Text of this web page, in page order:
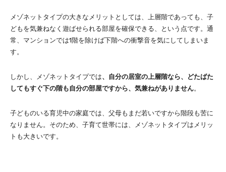
メゾネットタイプの大きなメリットとしては、上層階であっても、子
どもを気兼ねなく遊ばせられる部屋を確保できる、という点です。通
常、マンションでは1階を除けば下階への衝撃音を気にしてしまいま
す。
しかし、メゾネットタイプでは、自分の居室の上層階なら、どたばた
してもすぐ下の階も自分の部屋ですから、気兼ねがありません。
子どものいる育児中の家庭では、父母もまだ若いですから階段も苦に
なりません。そのため、子育て世帯には、メゾネットタイプはメリッ
トも大きいです。